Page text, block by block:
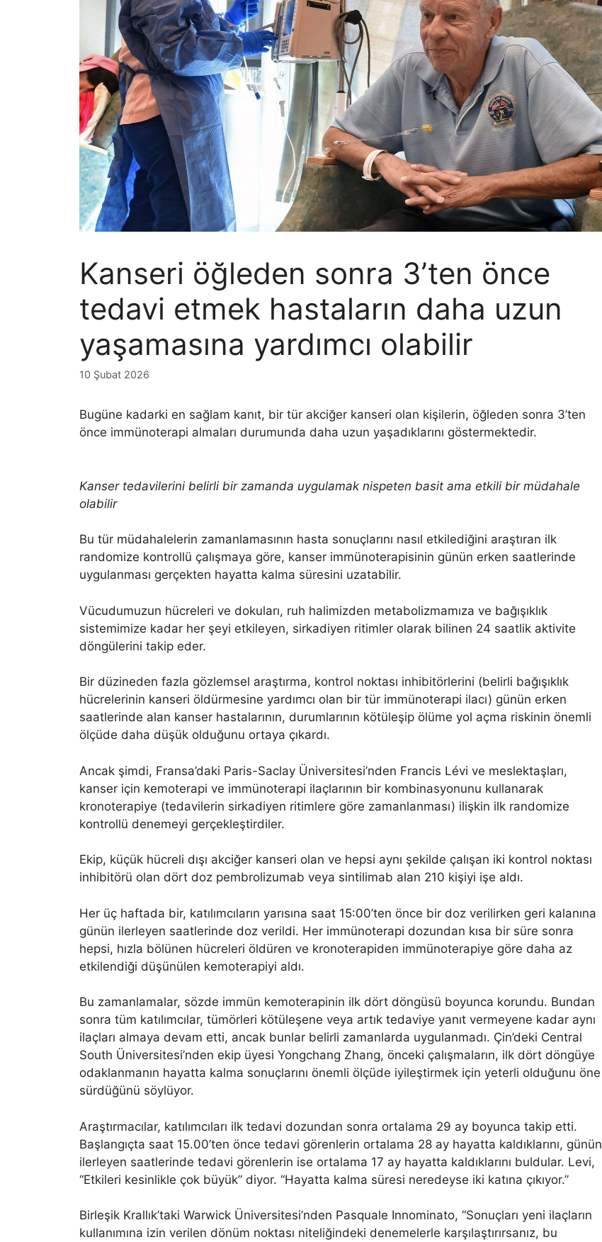
Kanseri öğleden sonra 3’ten önce
tedavi etmek hastaların daha uzun
yaşamasına yardımcı olabilir
10 Şubat 2026
Bugüne kadarki en sağlam kanıt, bir tür akciğer kanseri olan kişilerin, öğleden sonra 3’ten
önce immünoterapi almaları durumunda daha uzun yaşadıklarını göstermektedir.
Kanser tedavilerini belirli bir zamanda uygulamak nispeten basit ama etkili bir müdahale
olabilir
Bu tür müdahalelerin zamanlamasının hasta sonuçlarını nasıl etkilediğini araştıran ilk
randomize kontrollü çalışmaya göre, kanser immünoterapisinin günün erken saatlerinde
uygulanması gerçekten hayatta kalma süresini uzatabilir.
Vücudumuzun hücreleri ve dokuları, ruh halimizden metabolizmamıza ve bağışıklık
sistemimize kadar her şeyi etkileyen, sirkadiyen ritimler olarak bilinen 24 saatlik aktivite
döngülerini takip eder.
Bir düzineden fazla gözlemsel araştırma, kontrol noktası inhibitörlerini (belirli bağışıklık
hücrelerinin kanseri öldürmesine yardımcı olan bir tür immünoterapi ilacı) günün erken
saatlerinde alan kanser hastalarının, durumlarının kötüleşip ölüme yol açma riskinin önemli
ölçüde daha düşük olduğunu ortaya çıkardı.
Ancak şimdi, Fransa’daki Paris-Saclay Üniversitesi’nden Francis Lévi ve meslektaşları,
kanser için kemoterapi ve immünoterapi ilaçlarının bir kombinasyonunu kullanarak
kronoterapiye (tedavilerin sirkadiyen ritimlere göre zamanlanması) ilişkin ilk randomize
kontrollü denemeyi gerçekleştirdiler.
Ekip, küçük hücreli dışı akciğer kanseri olan ve hepsi aynı şekilde çalışan iki kontrol noktası
inhibitörü olan dört doz pembrolizumab veya sintilimab alan 210 kişiyi işe aldı.
Her üç haftada bir, katılımcıların yarısına saat 15:00’ten önce bir doz verilirken geri kalanına
günün ilerleyen saatlerinde doz verildi. Her immünoterapi dozundan kısa bir süre sonra
hepsi, hızla bölünen hücreleri öldüren ve kronoterapiden immünoterapiye göre daha az
etkilendiği düşünülen kemoterapiyi aldı.
Bu zamanlamalar, sözde immün kemoterapinin ilk dört döngüsü boyunca korundu. Bundan
sonra tüm katılımcılar, tümörleri kötüleşene veya artık tedaviye yanıt vermeyene kadar aynı
ilaçları almaya devam etti, ancak bunlar belirli zamanlarda uygulanmadı. Çin’deki Central
South Üniversitesi’nden ekip üyesi Yongchang Zhang, önceki çalışmaların, ilk dört döngüye
odaklanmanın hayatta kalma sonuçlarını önemli ölçüde iyileştirmek için yeterli olduğunu öne
sürdüğünü söylüyor.
Araştırmacılar, katılımcıları ilk tedavi dozundan sonra ortalama 29 ay boyunca takip etti.
Başlangıçta saat 15.00’ten önce tedavi görenlerin ortalama 28 ay hayatta kaldıklarını, günün
ilerleyen saatlerinde tedavi görenlerin ise ortalama 17 ay hayatta kaldıklarını buldular. Levi,
“Etkileri kesinlikle çok büyük” diyor. “Hayatta kalma süresi neredeyse iki katına çıkıyor.”
Birleşik Krallık’taki Warwick Üniversitesi’nden Pasquale Innominato, “Sonuçları yeni ilaçların
kullanımına izin verilen dönüm noktası niteliğindeki denemelerle karşılaştırırsanız, bu